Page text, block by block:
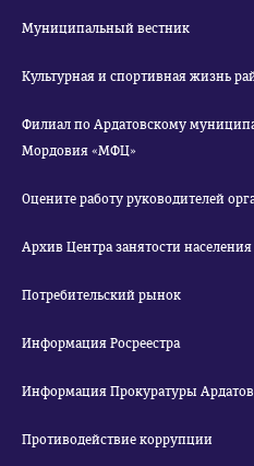
Муниципальный вестник
Культурная и спортивная жизнь
Филиал по Ардатовскому
Мордовия «МФЦ»
Оцените работу руководителей
Архив Центра занятости населения
Потребительский рынок
Информация Росреестра
Информация Прокуратуры
Противодействие коррупции